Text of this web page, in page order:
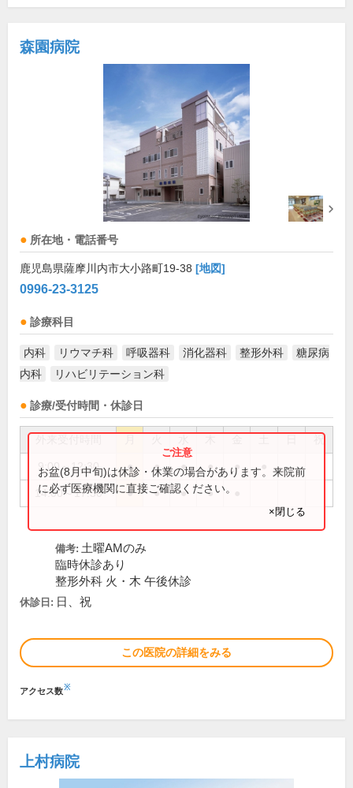
森園病院
所在地・電話番号
鹿児島県薩摩川内市大小路町19-38 [地図]
0996-23-3125
診療科目
内科 リウマチ科 呼吸器科 消化器科 整形外科
糖尿病
内科
リハビリテーション科
診療/受付時間・休診日
祝
9:00～12:30 ● ● ● ● ●
14:00～17:30 ● ● ● ●
お盆(8月中旬)は休診・休業の場合があります。来院前
に必ず医療機関に直接ご確認ください。
×閉じる
備考: 土曜AMのみ
臨時休診あり
整形外科 火・木 午後休診
休診日: 日、祝
この医院の詳細をみる
アクセス数※
上村病院